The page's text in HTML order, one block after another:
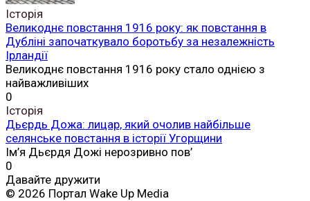
Історія
Великоднє повстання 1916 року: як повстання в
Дубліні започаткувало боротьбу за незалежність
Ірландії
Великоднє повстання 1916 року стало однією з
найважливіших
0
Історія
Дьєрдь Дожа: лицар, який очолив найбільше
селянське повстання в історії Угорщини
Ім’я Дьєрдя Дожі нерозривно пов’
0
Давайте дружити
© 2026 Портал Wake Up Media